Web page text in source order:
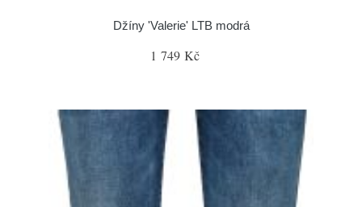
Džíny 'Valerie' LTB modrá
1 749 Kč